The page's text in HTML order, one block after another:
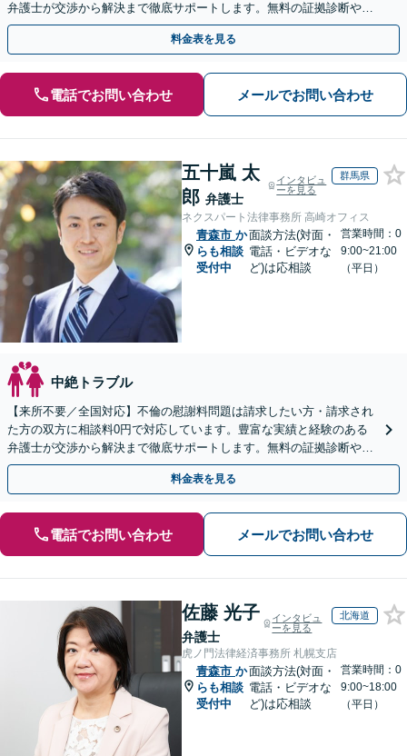
弁護士が交渉から解決まで徹底サポートします。無料の証拠診断や着
手金の返還保証もありますので安心してご相談ください。
料金表を見る
電話でお問い合わせ メールでお問い合わせ
五十嵐 太
郎 弁護士
インタビュ
ーを見る
群馬県
ネクスパート法律事務所 高崎オフィス
青森市 か
らも相談
受付中
面談方法(対面・
電話・ビデオな
ど)は応相談
営業時間：0
9:00~21:00
（平日）
中絶トラブル
【来所不要／全国対応】不倫の慰謝料問題は請求したい方・請求され
た方の双方に相談料0円で対応しています。豊富な実績と経験のある
弁護士が交渉から解決まで徹底サポートします。無料の証拠診断や着
手金の返還保証もありますので安心してご相談ください。
料金表を見る
電話でお問い合わせ メールでお問い合わせ
佐藤 光子
弁護士
インタビュ
ーを見る
北海道
虎ノ門法律経済事務所 札幌支店
青森市 か
らも相談
受付中
面談方法(対面・
電話・ビデオな
ど)は応相談
営業時間：0
9:00~18:00
（平日）